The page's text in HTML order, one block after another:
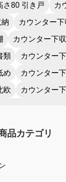
さ80 引き戸 カ
カウンター
カウンター下
類 カウンター
め カウンター
欧 カウンター
品カテゴリ